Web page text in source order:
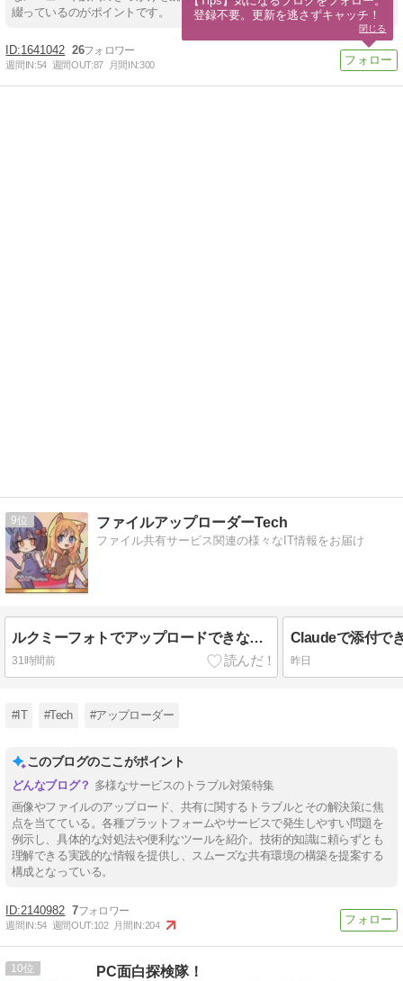
綴っているのがポイントです。
1641042 26
週間IN:54 週間OUT:87 月間IN:300
9 ファイルアップローダーTech
ファイル共有サービス関連の様々なIT情報をお届け
ルクミーフォトでアップロードできない原因と対処法
31時間前
Claudeで添付で
昨日
#IT #Tech #アップローダー
このブログのここがポイント
多様なサービスのトラブル対策特集
画像やファイルのアップロード、共有に関するトラブルとその解決策に焦
点を当てている。各種プラットフォームやサービスで発生しやすい問題を
例示し、具体的な対処法や便利なツールを紹介。技術的知識に頼らずとも
理解できる実践的な情報を提供し、スムーズな共有環境の構築を提案する
構成となっている。
2140982 7
週間IN:54 週間OUT:102 月間IN:204
10 PC面白探検隊！
登録不要。更新を逃さずキャッチ！
閉じる